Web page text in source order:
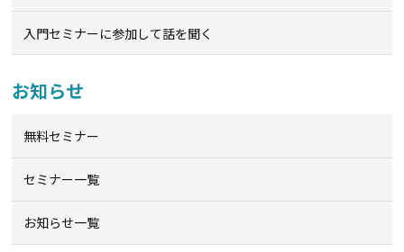
入門セミナーに参加して話を聞く
お知らせ
無料セミナー
セミナー一覧
お知らせ一覧